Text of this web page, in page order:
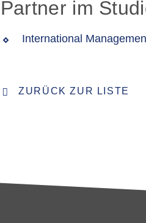
Partner im
International
ZURÜCK ZUR LISTE